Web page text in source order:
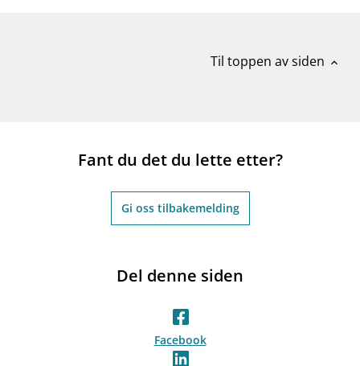
Til toppen av siden expand_less
Fant du det du lette etter?
Gi oss tilbakemelding
Del denne siden
Facebook